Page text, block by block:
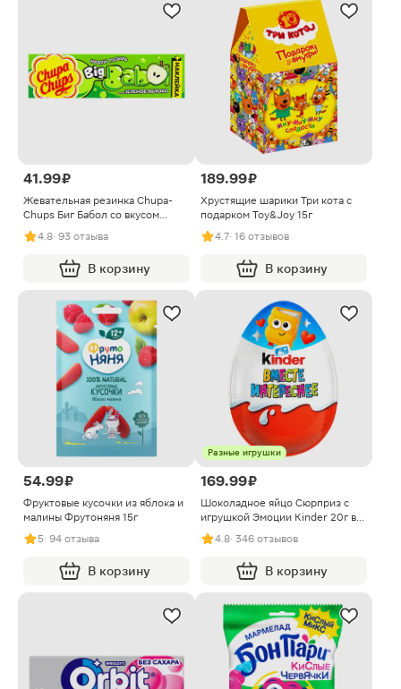
41.99 ₽
Жевательная резинка Chupa-
Chups Биг Бабол со вкусом
Зеленое яблоко 21г
4.8· 93 отзыва
В корзину
189.99 ₽
Хрустящие шарики Три кота с
подарком Toy&Joy 15г
4.7· 16 отзывов
В корзину
54.99 ₽
Фруктовые кусочки из яблока и
малины Фрутоняня 15г
5· 94 отзыва
В корзину
Разные игрушки
169.99 ₽
Шоколадное яйцо Сюрприз с
игрушкой Эмоции Kinder 20г в
ассортименте
4.8· 346 отзывов
В корзину